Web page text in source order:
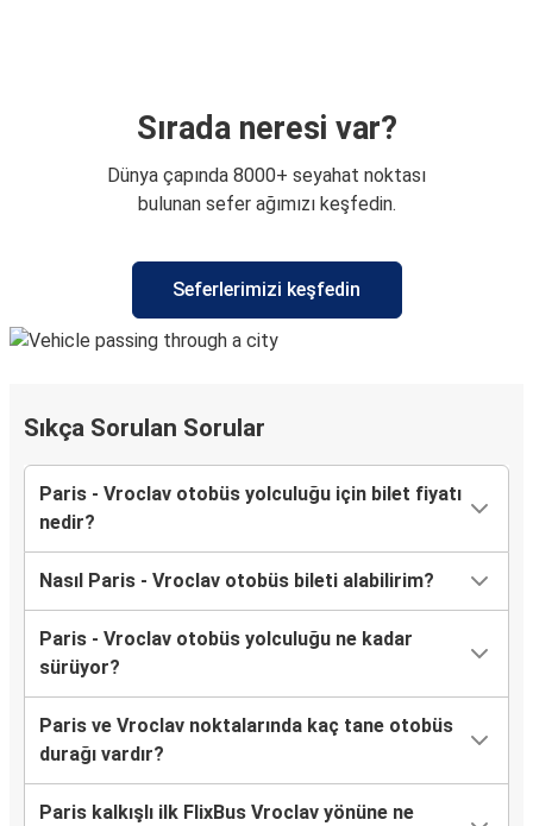
Sırada neresi var?
Dünya çapında 8000+ seyahat noktası
bulunan sefer ağımızı keşfedin.
Seferlerimizi keşfedin
Sıkça Sorulan Sorular
Paris - Vroclav otobüs yolculuğu için bilet fiyatı
nedir?
Nasıl Paris - Vroclav otobüs bileti alabilirim?
Paris - Vroclav otobüs yolculuğu ne kadar
sürüyor?
Paris ve Vroclav noktalarında kaç tane otobüs
durağı vardır?
Paris kalkışlı ilk FlixBus Vroclav yönüne ne